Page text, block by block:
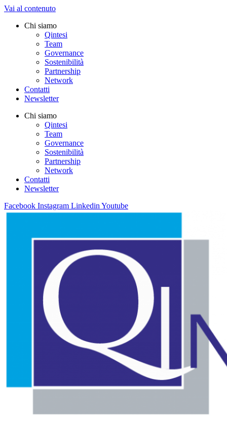
Vai al contenuto
Chi siamo
Qintesi
Team
Governance
Sostenibilità
Partnership
Network
Contatti
Newsletter
Chi siamo
Qintesi
Team
Governance
Sostenibilità
Partnership
Network
Contatti
Newsletter
Facebook Instagram Linkedin Youtube